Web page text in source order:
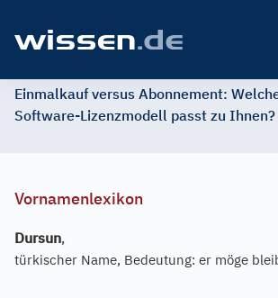
Einmalkauf versus Abonnement:
Software-Lizenzmodell passt zu Ihnen?
Vornamenlexikon
Dursun,
türkischer Name, Bedeutung: er möge